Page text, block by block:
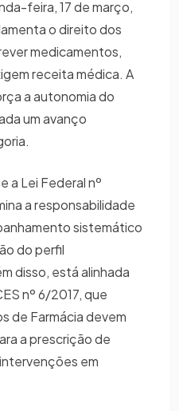
feira, 17 de março,
o direito dos
medicamentos,
receita médica. A
a autonomia do
um avanço
a Lei Federal nº
a responsabilidade
sistemático
do perfil
disso, está alinhada
nº 6/2017, que
de Farmácia devem
a prescrição de
em